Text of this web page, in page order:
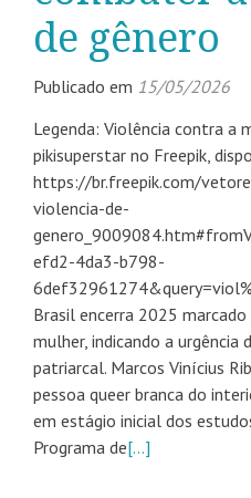
de gênero
Publicado em 15/05/2026
Legenda: Violência contra a
pikisuperstar no Freepik,
https://br.freepik.com/
violencia-de-
efd2-4da3-b798-
Brasil encerra 2025
mulher, indicando a urgência
patriarcal. Marcos Vinícius
pessoa queer branca do
em estágio inicial dos
Programa de[…]